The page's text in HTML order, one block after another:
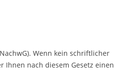
Wenn kein schriftlicher
Ihnen nach diesem Gesetz einen